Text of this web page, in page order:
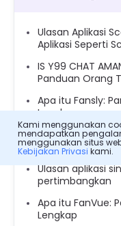
Ulasan Aplikasi
Aplikasi Seperti
IS Y99 CHAT
Panduan Orang
Apa itu Fansly:
Lengkap
Are Amino App
Keselamatan
Ulasan aplikasi
pertimbangkan
Apa itu FanVue:
Lengkap
Kami menggunakan
mendapatkan
menggunakan situs
Kebijakan Privasi kami.